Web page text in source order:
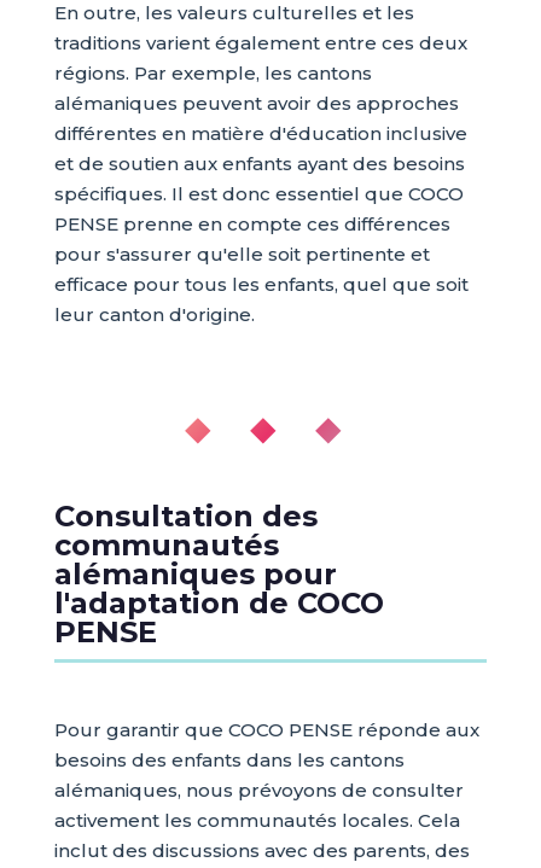
En outre, les valeurs culturelles et les
traditions varient également entre ces deux
régions. Par exemple, les cantons
alémaniques peuvent avoir des approches
différentes en matière d'éducation inclusive
et de soutien aux enfants ayant des besoins
spécifiques. Il est donc essentiel que COCO
PENSE prenne en compte ces différences
pour s'assurer qu'elle soit pertinente et
efficace pour tous les enfants, quel que soit
leur canton d'origine.
◆ ◆ ◆
Consultation des
communautés
alémaniques pour
l'adaptation de COCO
PENSE
Pour garantir que COCO PENSE réponde aux
besoins des enfants dans les cantons
alémaniques, nous prévoyons de consulter
activement les communautés locales. Cela
inclut des discussions avec des parents, des